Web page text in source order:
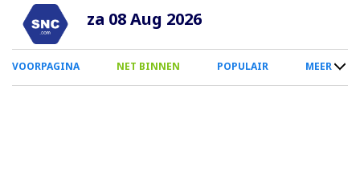
Overslaan
naar
inhoud
za 08 Aug 2026
0
Smartphone
VOORPAGINA NET BINNEN POPULAIR MEER